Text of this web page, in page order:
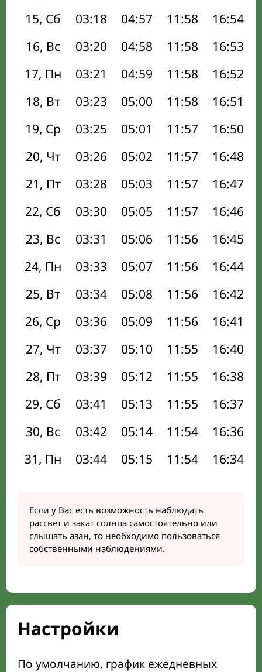
15, Сб
03:18 04:57 11:58 16:54
16, Вс
03:20 04:58 11:58 16:53
17, Пн
03:21 04:59 11:58 16:52
18, Вт
03:23 05:00 11:58 16:51
19, Ср
03:25 05:01 11:57 16:50
20, Чт
03:26 05:02 11:57 16:48
21, Пт
03:28 05:03 11:57 16:47
22, Сб
03:30 05:05 11:57 16:46
23, Вс
03:31 05:06 11:56 16:45
24, Пн
03:33 05:07 11:56 16:44
25, Вт
03:34 05:08 11:56 16:42
26, Ср
03:36 05:09 11:56 16:41
27, Чт
03:37 05:10 11:55 16:40
28, Пт
03:39 05:12 11:55 16:38
29, Сб
03:41 05:13 11:55 16:37
30, Вс
03:42 05:14 11:54 16:36
31, Пн
03:44 05:15 11:54 16:34
Если у Вас есть возможность наблюдать
рассвет и закат солнца самостоятельно или
слышать азан, то необходимо пользоваться
собственными наблюдениями.
Настройки
По умолчанию, график ежедневных